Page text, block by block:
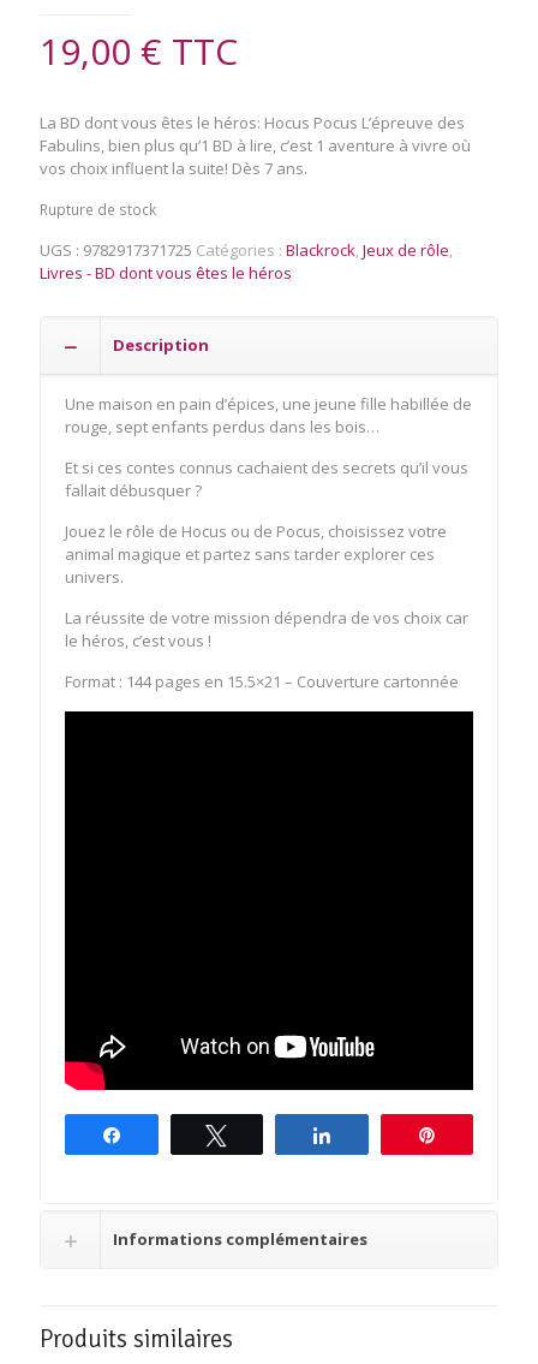
19,00 € TTC
La BD dont vous êtes le héros: Hocus Pocus L’épreuve des
Fabulins, bien plus qu’1 BD à lire, c’est 1 aventure à vivre où
vos choix influent la suite! Dès 7 ans.
Rupture de stock
UGS : 9782917371725 Catégories : Blackrock Jeux de rôle
Livres - BD dont vous êtes le héros
Description
Une maison en pain d’épices, une jeune fille habillée de
rouge, sept enfants perdus dans les bois…
Et si ces contes connus cachaient des secrets qu’il vous
fallait débusquer ?
Jouez le rôle de Hocus ou de Pocus, choisissez votre
animal magique et partez sans tarder explorer ces
univers.
La réussite de votre mission dépendra de vos choix car
le héros, c’est vous !
Format : 144 pages en 15.5×21 – Couverture cartonnée
Informations complémentaires
Produits similaires